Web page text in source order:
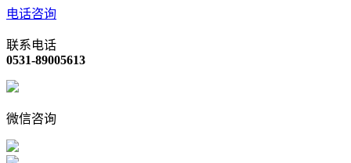
电话咨询
联系电话
0531-89005613
微信咨询